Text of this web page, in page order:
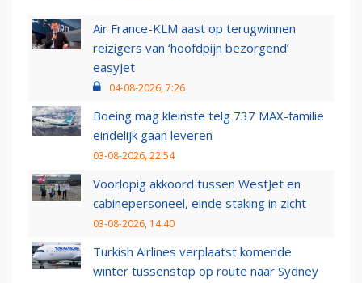
Air France-KLM aast op terugwinnen
reizigers van ‘hoofdpijn bezorgend’
easyJet
04-08-2026, 7:26
Boeing mag kleinste telg 737 MAX-familie
eindelijk gaan leveren
03-08-2026, 22:54
Voorlopig akkoord tussen WestJet en
cabinepersoneel, einde staking in zicht
03-08-2026, 14:40
Turkish Airlines verplaatst komende
winter tussenstop op route naar Sydney